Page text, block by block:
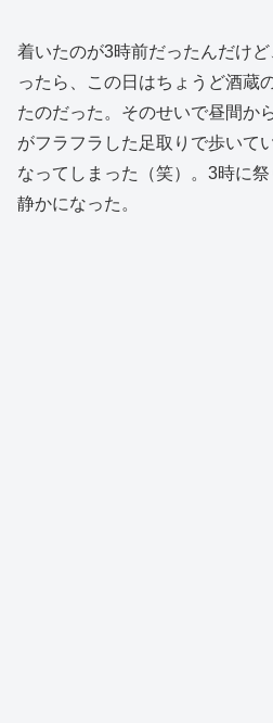
着いたのが3時前だったんだけ
ったら、この日はちょうど酒蔵
たのだった。そのせいで昼間か
がフラフラした足取りで歩いて
なってしまった（笑）。3時に
静かになった。